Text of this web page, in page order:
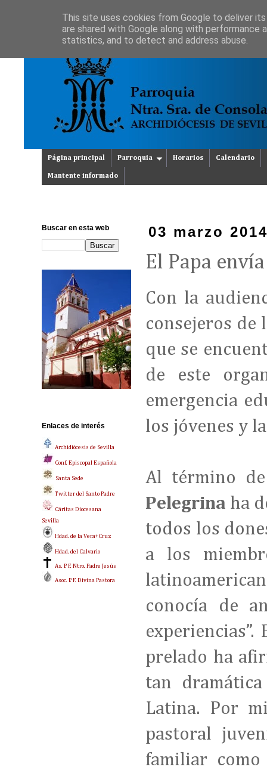
Página principal Parroquia Horarios Calendario
Mantente informado
03 marzo
El Papa
Con la
consejeros de
que se
de este
emergencia
los jóvenes y
Al término
Pelegrina ha
todos los
a los
conocía de
prelado ha
tan
Latina. Por
pastoral
familiar
Buscar en esta web
Enlaces de interés
Archidiócesis de Sevilla
Conf. Episcopal Española
Santa Sede
Twitter del Santo Padre
Cáritas Diocesana
Sevilla
Hdad. de la Vera+Cruz
Hdad. del Calvario
As. P. F. Ntro. Padre Jesús
Asoc. P. F. Divina Pastora
This site uses cookies from Google to deliver
are shared with Google along with
statistics, and to detect and address abuse.